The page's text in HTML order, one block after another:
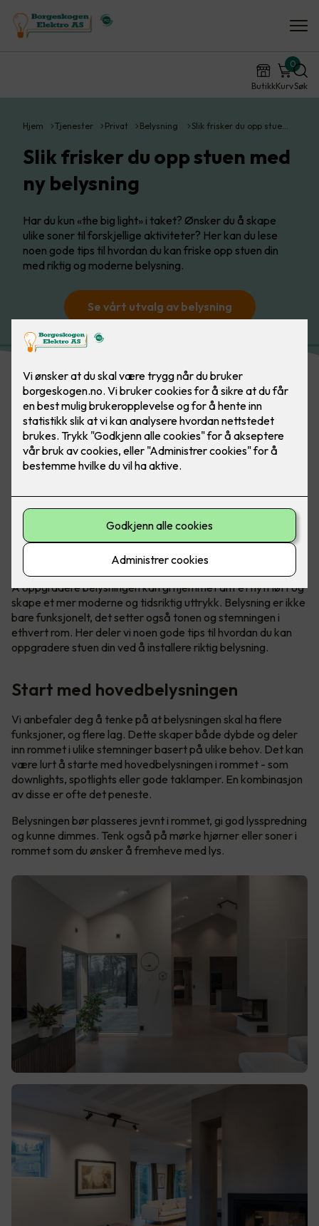
ButikkKurv
0
Søk
Hjem Tjenester Privat Belysning Slik frisker du opp stue…
Slik frisker du opp stuen med
ny belysning
Har du kun «the big light» i taket? Ønsker du å skape
ulike soner til forskjellige aktiviteter? Her kan du lese
noen gode tips til hvordan du kan friske opp stuen din
med riktig og moderne belysning.
Se vårt utvalg av belysning
Belysning gjør mye for et rom, det skaper soner og
atmosfære. Med belysning er det kun fantasien som
stopper deg. Bilde: SG
Å oppgradere belysningen kan gi hjemmet ditt et nytt løft og
skape et mer moderne og tidsriktig uttrykk. Belysning er ikke
bare funksjonelt, det setter også tonen og stemningen i
ethvert rom. Her deler vi noen gode tips til hvordan du kan
oppgradere stuen din ved å installere riktig belysning.
Start med hovedbelysningen
Vi anbefaler deg å tenke på at belysningen skal ha flere
funksjoner, og flere lag. Dette skaper både dybde og deler
inn rommet i ulike stemninger basert på ulike behov. Det kan
være lurt å starte med hovedbelysningen i rommet - som
downlights, spotlights eller gode taklamper. En kombinasjon
av disse er ofte det peneste.
Belysningen bør plasseres jevnt i rommet, gi god lysspredning
og kunne dimmes. Tenk også på mørke hjørner eller soner i
rommet som du ønsker å fremheve med lys.